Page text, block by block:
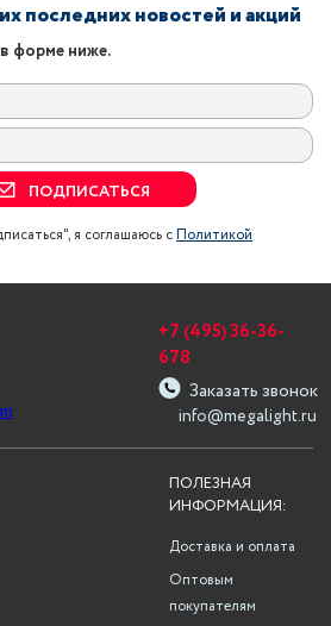
последних новостей и акций
форме ниже.
ПОДПИСАТЬСЯ
я соглашаюсь сПолитикой
info@megalight.ru
+7 (495) 36-36-
678
Заказать звонок
ПОЛЕЗНАЯ
ИНФОРМАЦИЯ:
Доставка и оплата
Оптовым
покупателям